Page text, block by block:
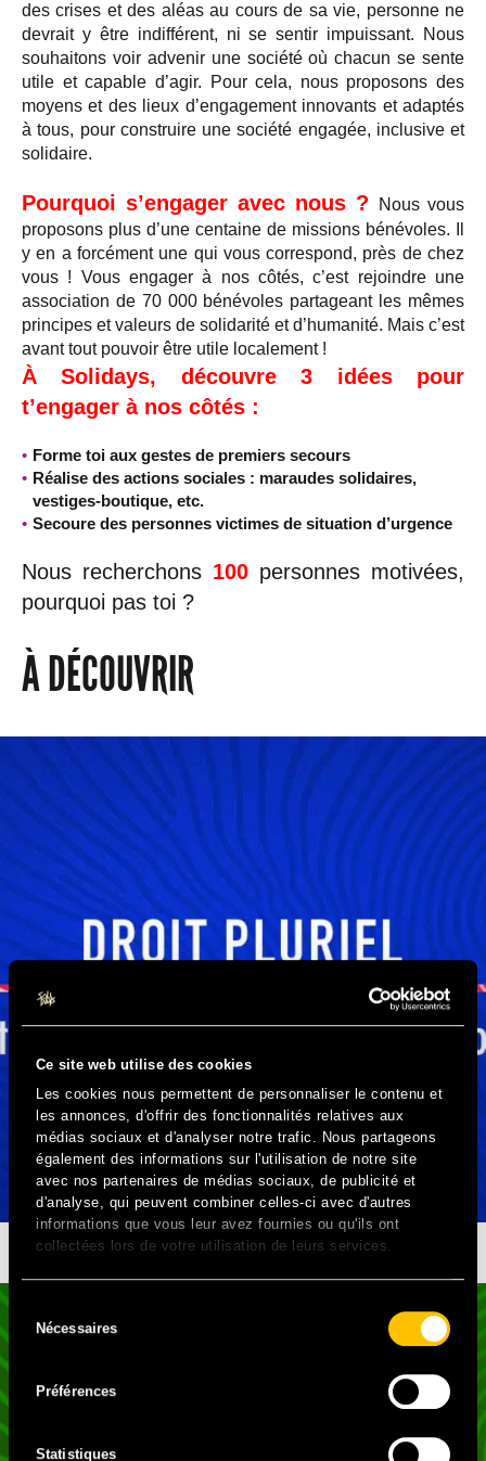
Ce site web utilise des cookies
Les cookies nous permettent de personnaliser le contenu et
les annonces, d'offrir des fonctionnalités relatives aux
médias sociaux et d'analyser notre trafic. Nous partageons
également des informations sur l'utilisation de notre site
avec nos partenaires de médias sociaux, de publicité et
d'analyse, qui peuvent combiner celles-ci avec d'autres
informations que vous leur avez fournies ou qu'ils ont
collectées lors de votre utilisation de leurs services.
duNécessaires
Préférences
Statistiques
des crises et des aléas au cours de sa vie, personne ne
devrait y être indifférent, ni se sentir impuissant. Nous
souhaitons voir advenir une société où chacun se sente
utile et capable d’agir. Pour cela, nous proposons des
moyens et des lieux d’engagement innovants et adaptés
à tous, pour construire une société engagée, inclusive et
solidaire.
Pourquoi s’engager avec nous ?
Nous vous
proposons plus d’une centaine de missions bénévoles. Il
y en a forcément une qui vous correspond, près de chez
vous ! Vous engager à nos côtés, c’est rejoindre une
association de 70 000 bénévoles partageant les mêmes
principes et valeurs de solidarité et d’humanité. Mais c’est
avant tout pouvoir être utile localement !
À Solidays, découvre 3 idées pour
t’engager à nos côtés :
Forme toi aux gestes de premiers secours
Réalise des actions sociales : maraudes solidaires,
vestiges-boutique, etc.
Secoure des personnes victimes de situation d’urgence
Nous recherchons 100 personnes motivées,
pourquoi pas toi ?
À DÉCOUVRIR
DROIT PLURIEL